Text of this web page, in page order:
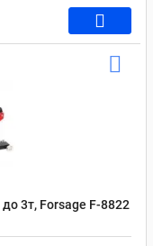
3т, Forsage F-8822